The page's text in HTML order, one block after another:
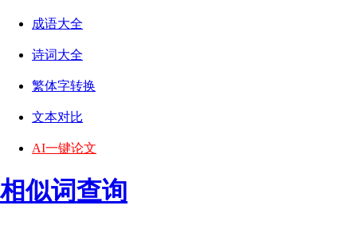
成语大全
诗词大全
繁体字转换
文本对比
AI一键论文
相似词查询